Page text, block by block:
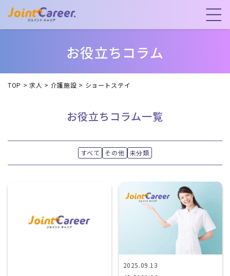
お役立ちコラム
TOP >求人 > 介護施設 > ショートステイ
お役立ちコラム一覧
すべて その他 未分類
2025.09.13